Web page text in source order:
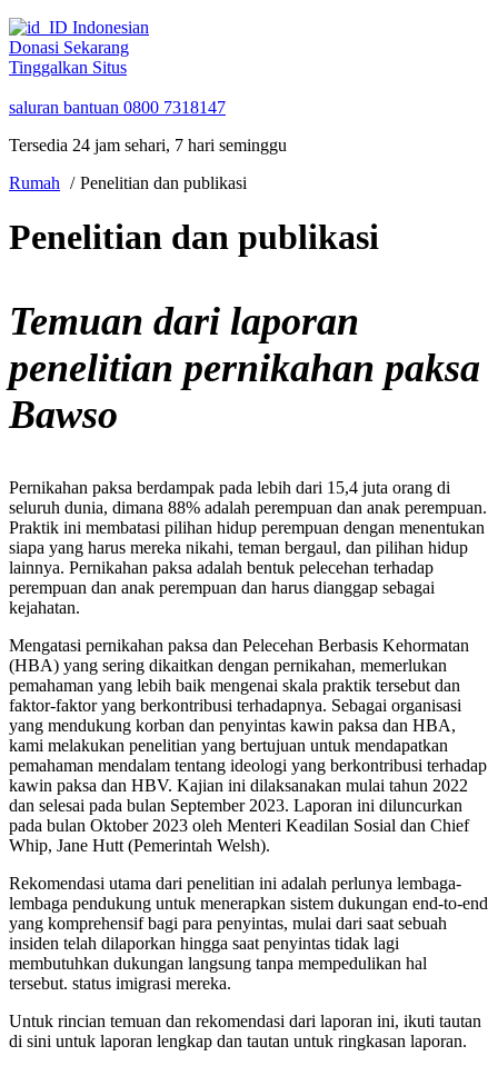
Indonesian
Donasi Sekarang
Tinggalkan Situs
saluran bantuan 0800 7318147
Tersedia 24 jam sehari, 7 hari seminggu
Rumah
Penelitian dan publikasi
Penelitian dan publikasi
Temuan dari laporan
penelitian pernikahan paksa
Bawso
Pernikahan paksa berdampak pada lebih dari 15,4 juta orang di
seluruh dunia, dimana 88% adalah perempuan dan anak perempuan.
Praktik ini membatasi pilihan hidup perempuan dengan menentukan
siapa yang harus mereka nikahi, teman bergaul, dan pilihan hidup
lainnya. Pernikahan paksa adalah bentuk pelecehan terhadap
perempuan dan anak perempuan dan harus dianggap sebagai
kejahatan.
Mengatasi pernikahan paksa dan Pelecehan Berbasis Kehormatan
(HBA) yang sering dikaitkan dengan pernikahan, memerlukan
pemahaman yang lebih baik mengenai skala praktik tersebut dan
faktor-faktor yang berkontribusi terhadapnya. Sebagai organisasi
yang mendukung korban dan penyintas kawin paksa dan HBA,
kami melakukan penelitian yang bertujuan untuk mendapatkan
pemahaman mendalam tentang ideologi yang berkontribusi terhadap
kawin paksa dan HBV. Kajian ini dilaksanakan mulai tahun 2022
dan selesai pada bulan September 2023. Laporan ini diluncurkan
pada bulan Oktober 2023 oleh Menteri Keadilan Sosial dan Chief
Whip, Jane Hutt (Pemerintah Welsh).
Rekomendasi utama dari penelitian ini adalah perlunya lembaga-
lembaga pendukung untuk menerapkan sistem dukungan end-to-end
yang komprehensif bagi para penyintas, mulai dari saat sebuah
insiden telah dilaporkan hingga saat penyintas tidak lagi
membutuhkan dukungan langsung tanpa mempedulikan hal
tersebut. status imigrasi mereka.
Untuk rincian temuan dan rekomendasi dari laporan ini, ikuti tautan
di sini untuk laporan lengkap dan tautan untuk ringkasan laporan.